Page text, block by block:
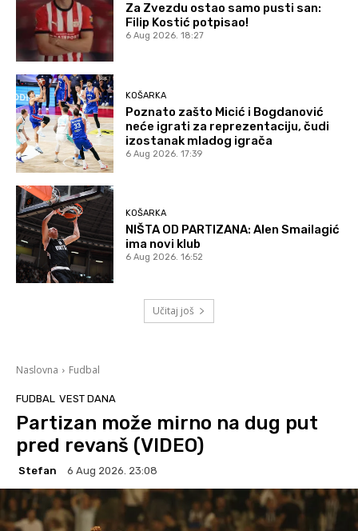
Za Zvezdu ostao samo pusti san:
Filip Kostić potpisao!
6 Aug 2026. 18:27
KOŠARKA
Poznato zašto Micić i Bogdanović
neće igrati za reprezentaciju, čudi
izostanak mladog igrača
6 Aug 2026. 17:39
KOŠARKA
NIŠTA OD PARTIZANA: Alen Smailagić
ima novi klub
6 Aug 2026. 16:52
Učitaj još